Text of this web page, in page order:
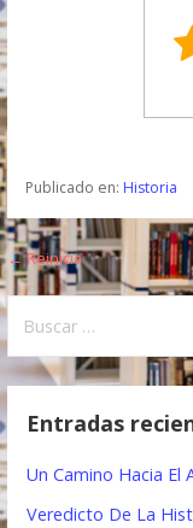
Publicado en: Historia
N
a
v
e
a
← Reinicia
s
Entradas
Un Camino Hacia El
Veredicto De La